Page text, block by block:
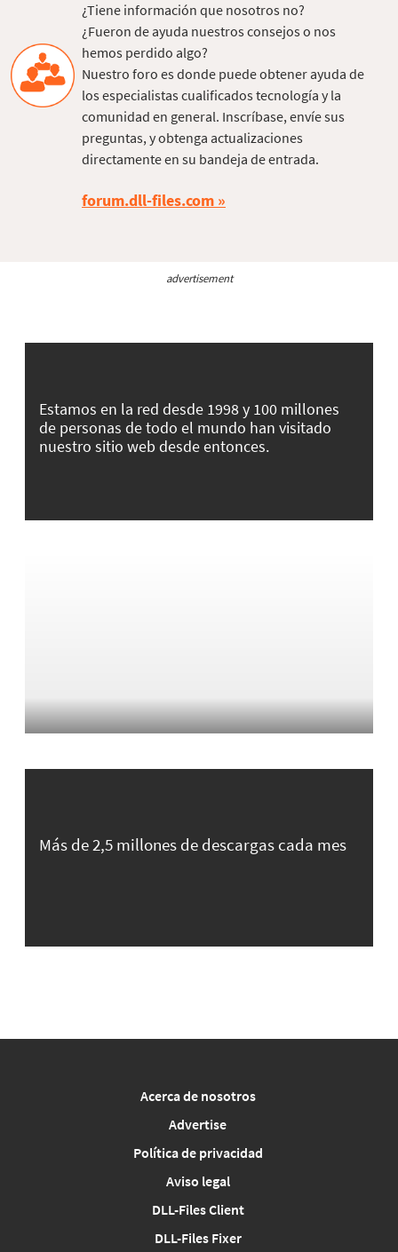
¿Tiene información que nosotros no?
¿Fueron de ayuda nuestros consejos o nos
hemos perdido algo?
Nuestro foro es donde puede obtener ayuda de
los especialistas cualificados tecnología y la
comunidad en general. Inscríbase, envíe sus
preguntas, y obtenga actualizaciones
directamente en su bandeja de entrada.
forum.dll-files.com
advertisement
Estamos en la red desde 1998 y 100 millones
de personas de todo el mundo han visitado
nuestro sitio web desde entonces.
Más de 2,5 millones de descargas cada mes
Acerca de nosotros
Advertise
Política de privacidad
Aviso legal
DLL-Files Client
DLL-Files Fixer